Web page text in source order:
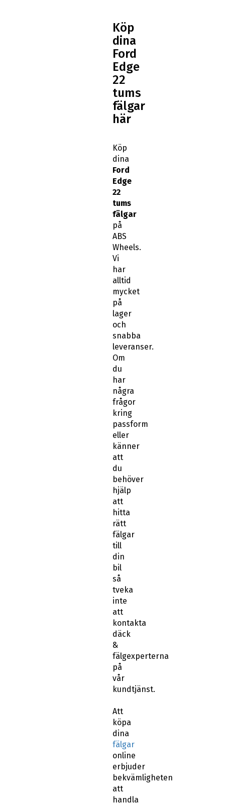
Köp
dina
Ford
Edge
22
tums
fälgar
här
Köp
dina
Ford
Edge
22
tums
fälgar
på
ABS
Wheels.
Vi
har
alltid
mycket
på
lager
och
snabba
leveranser.
Om
du
har
några
frågor
kring
passform
eller
känner
att
du
behöver
hjälp
att
hitta
rätt
fälgar
till
din
bil
så
tveka
inte
att
kontakta
däck
&
fälgexperterna
på
vår
kundtjänst.
Att
köpa
dina
fälgar
online
erbjuder
bekvämligheten
att
handla